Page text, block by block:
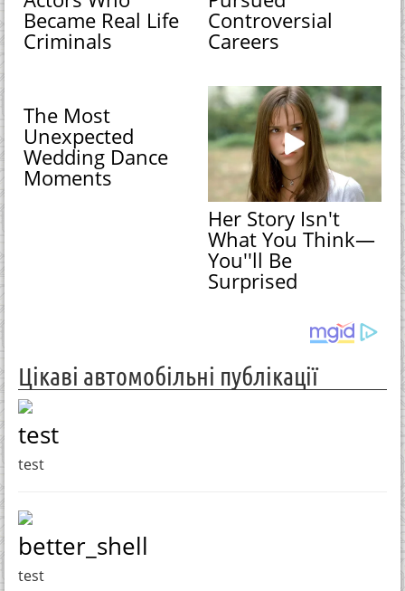
Became Real Life
Criminals
Controversial
Careers
The Most
Unexpected
Wedding Dance
Moments
Her Story Isn't
What You Think—
You''ll Be
Surprised
Цікаві автомобільні публікації
test
test
better_shell
test